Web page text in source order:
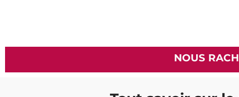
NOUS